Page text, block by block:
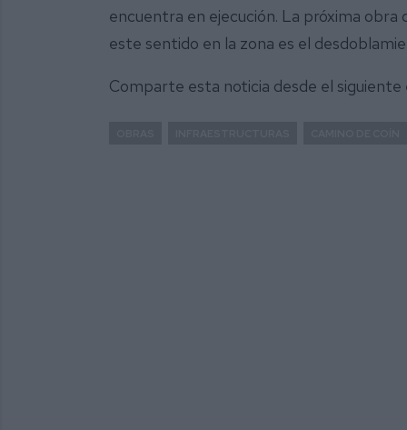
encuentra en ejecución. La próxima
este sentido en la zona es el
Comparte esta noticia desde el siguiente